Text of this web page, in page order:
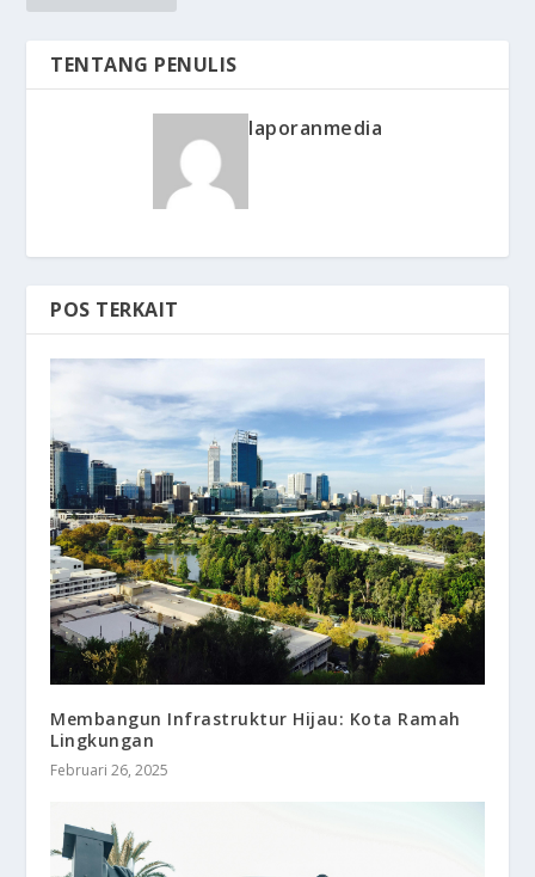
TENTANG PENULIS
laporanmedia
POS TERKAIT
Membangun Infrastruktur Hijau: Kota Ramah
Lingkungan
Februari 26, 2025